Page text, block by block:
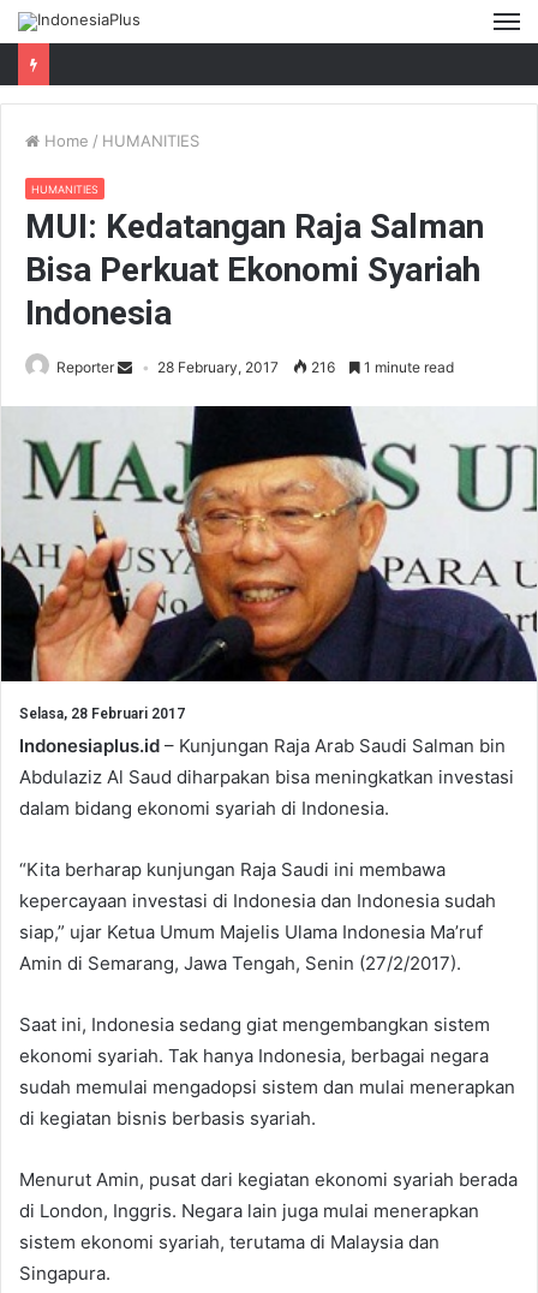
Home / HUMANITIES
HUMANITIES
MUI: Kedatangan Raja Salman
Bisa Perkuat Ekonomi Syariah
Indonesia
Reporter 28 February, 2017 216 1 minute read
Selasa, 28 Februari 2017
Indonesiaplus.id – Kunjungan Raja Arab Saudi Salman bin
Abdulaziz Al Saud diharpakan bisa meningkatkan investasi
dalam bidang ekonomi syariah di Indonesia.
“Kita berharap kunjungan Raja Saudi ini membawa
kepercayaan investasi di Indonesia dan Indonesia sudah
siap,” ujar Ketua Umum Majelis Ulama Indonesia Ma’ruf
Amin di Semarang, Jawa Tengah, Senin (27/2/2017).
Saat ini, Indonesia sedang giat mengembangkan sistem
ekonomi syariah. Tak hanya Indonesia, berbagai negara
sudah memulai mengadopsi sistem dan mulai menerapkan
di kegiatan bisnis berbasis syariah.
Menurut Amin, pusat dari kegiatan ekonomi syariah berada
di London, Inggris. Negara lain juga mulai menerapkan
sistem ekonomi syariah, terutama di Malaysia dan
Singapura.